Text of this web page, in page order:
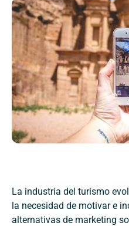
La industria del turismo
la necesidad de motivar e
alternativas de marketing